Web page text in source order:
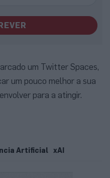
um Twitter Spaces,
um pouco melhor a sua
para a atingir.
Artificial xAI